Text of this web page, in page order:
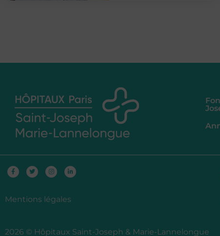
Facebook-
f
TwitterInstagramLinkedin-
in
Mentions légales
2026 © Hôpitaux Saint-Joseph & Marie-Lannelongue